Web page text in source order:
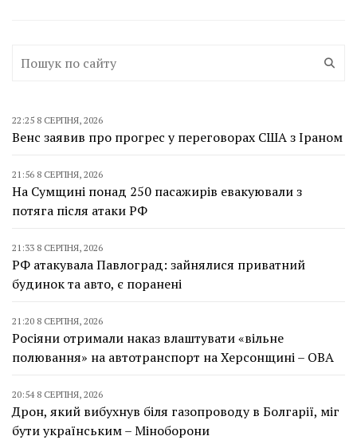
22:25 8 СЕРПНЯ, 2026
Венс заявив про прогрес у переговорах США з Іраном
21:56 8 СЕРПНЯ, 2026
На Сумщині понад 250 пасажирів евакуювали з
потяга після атаки РФ
21:33 8 СЕРПНЯ, 2026
РФ атакувала Павлоград: зайнялися приватний
будинок та авто, є поранені
21:20 8 СЕРПНЯ, 2026
Росіяни отримали наказ влаштувати «вільне
полювання» на автотранспорт на Херсонщині – ОВА
20:54 8 СЕРПНЯ, 2026
Дрон, який вибухнув біля газопроводу в Болгарії, міг
бути українським – Міноборони